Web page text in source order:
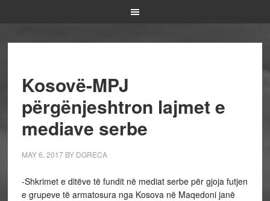
Kosovë-MPJ
përgënjeshtron lajmet e
mediave serbe
MAY 6, 2017BY DGRECA
-Shkrimet e ditëve të fundit në mediat serbe për gjoja futjen
e grupeve të armatosura nga Kosova në Maqedoni janë